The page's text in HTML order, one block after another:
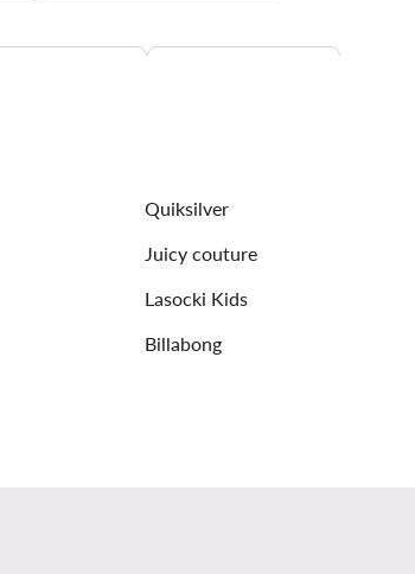
Quiksilver
Juicy couture
Lasocki Kids
Billabong